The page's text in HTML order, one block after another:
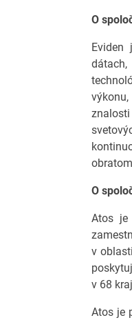
O
Eviden
O
Atos je
v
v 68
Atos je